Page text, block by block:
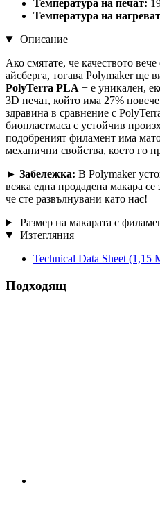
Температура на печат:
Температура на
Описание
Ако смятате, че качеството
айсберга, тогава Polymaker ще
PolyTerra PLA + е уникален,
3D печат, който има 27%
здравина в сравнение с
биопластмаса с устойчив
подобреният филамент има
механични свойства, което го
► Забележка: В Polymaker
всяка една продадена макара
че сте развълнувани като нас!
Размер на макарата с
Изтегляния
Technical Data Sheet (1,15
Подходящ